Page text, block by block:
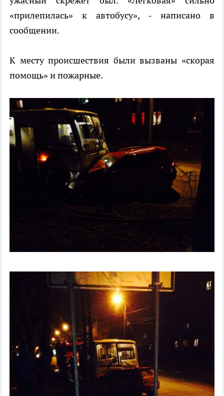
«прилепилась» к автобусу», - написано в
сообщении.
К месту происшествия были вызваны «скорая
помощь» и пожарные.